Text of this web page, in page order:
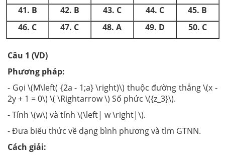
41. B
42. B 43. C 44. C
45. B
46. C
47. C 48. A 49. D 50. C
Câu 1 (VD)
Phương pháp:
- Gọi \(M\left( {2a - 1;a} \right)\) thuộc đường thẳng \(x -
2y + 1 = 0\) \( \Rightarrow \) Số phức \({z_3}\).
- Tính \(w\) và tính \(\left| w \right|\).
- Đưa biểu thức về dạng bình phương và tìm GTNN.
Cách giải: